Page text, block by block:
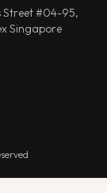
Street #04-95,
Singapore